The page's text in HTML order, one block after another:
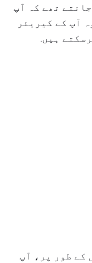
تھے کہ آپ
آپ کے کیریئر
ہیں.
کے طور پر، آپ